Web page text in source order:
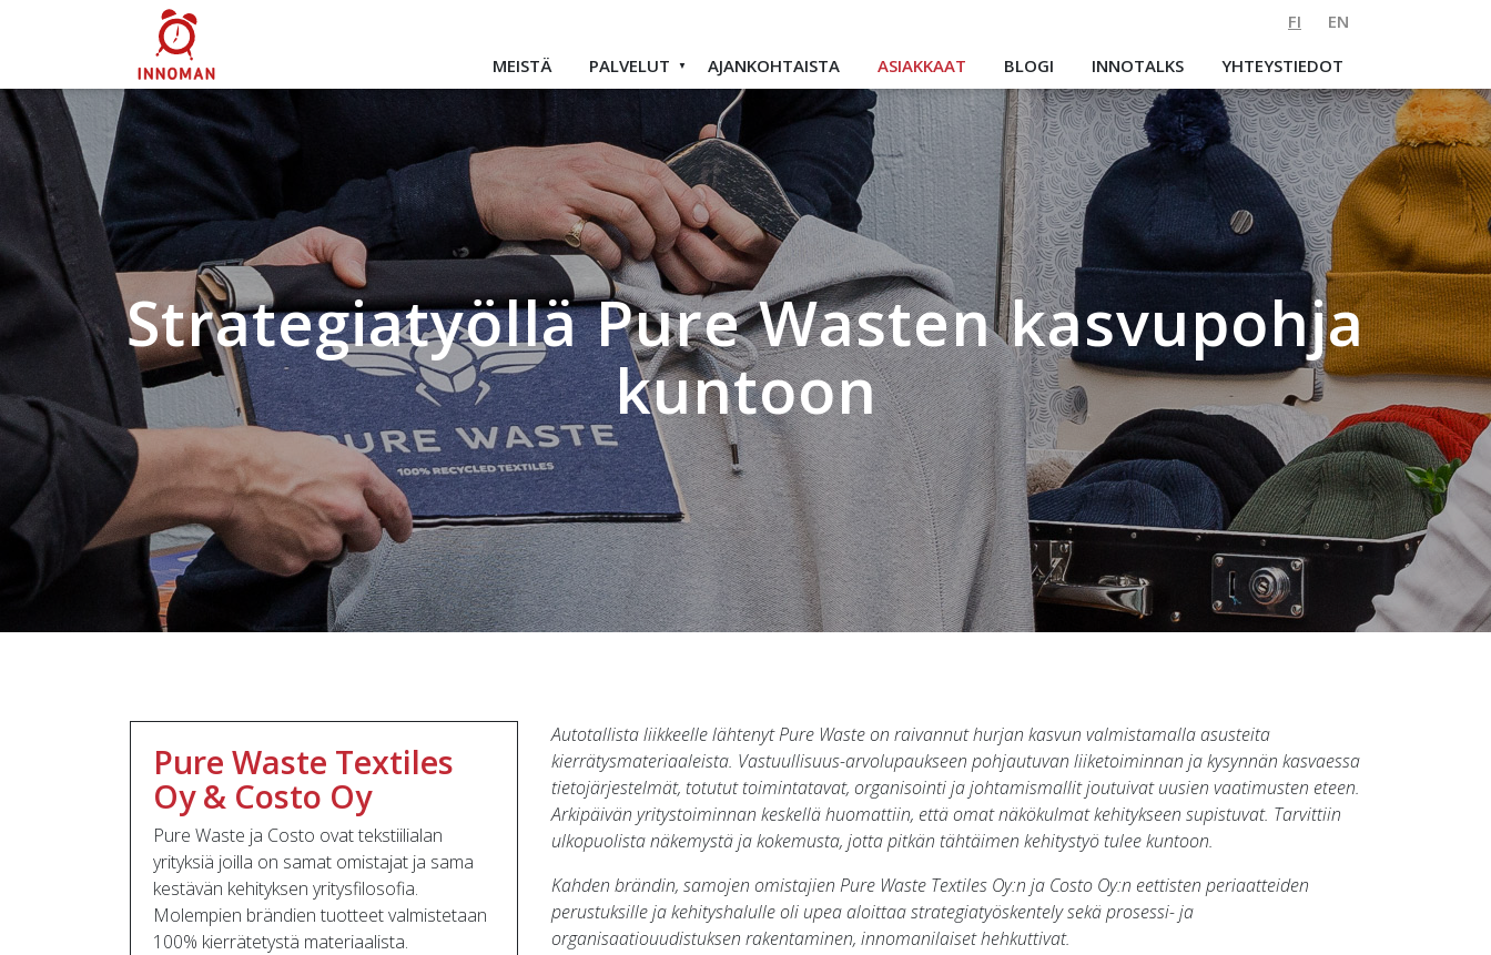
FI
EN
MEISTÄ
PALVELUT AJANKOHTAISTA ASIAKKAAT BLOGI INNOTALKS YHTEYSTIEDOT
Strategiatyöllä Pure Wasten kasvupohja
kuntoon
Pure Waste Textiles
Oy & Costo Oy
Pure Waste ja Costo ovat tekstiilialan
yrityksiä joilla on samat omistajat ja sama
kestävän kehityksen yritysfilosofia.
Molempien brändien tuotteet valmistetaan
100% kierrätetystä materiaalista.
Autotallista liikkeelle lähtenyt Pure Waste on raivannut hurjan kasvun valmistamalla asusteita
kierrätysmateriaaleista. Vastuullisuus-arvolupaukseen pohjautuvan liiketoiminnan ja kysynnän kasvaessa
tietojärjestelmät, totutut toimintatavat, organisointi ja johtamismallit joutuivat uusien vaatimusten eteen.
Arkipäivän yritystoiminnan keskellä huomattiin, että omat näkökulmat kehitykseen supistuvat. Tarvittiin
ulkopuolista näkemystä ja kokemusta, jotta pitkän tähtäimen kehitystyö tulee kuntoon.
Kahden brändin, samojen omistajien Pure Waste Textiles Oy:n ja Costo Oy:n eettisten periaatteiden
perustuksille ja kehityshalulle oli upea aloittaa strategiatyöskentely sekä prosessi- ja
organisaatiouudistuksen rakentaminen, innomanilaiset hehkuttivat.